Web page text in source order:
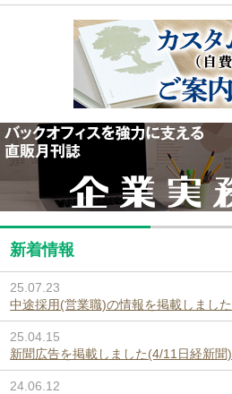
新着情報
25.07.23
中途採用(営業職)の情報を掲載しました
25.04.15
新聞広告を掲載しました(4/11日経新聞)
24.06.12